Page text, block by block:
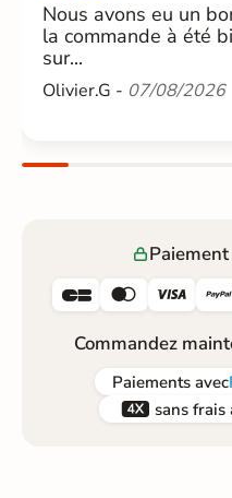
Nous avons eu un
la commande à été
sur...
Olivier.G - 07/08/2026
  
Commandez
Paiements avec
 sans frais